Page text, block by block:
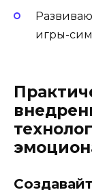
игры-